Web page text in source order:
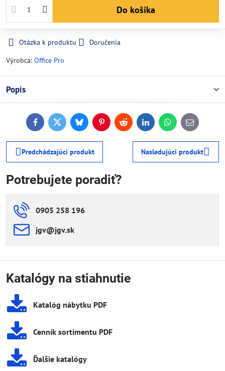
Do košíka
Otázka k produktu
Doručenia
Výrobca: Office Pro
Popis
FacebookTwitterBlueskyPinterestReddit LinkedInWhatsApp
E-
mail
Predchádzajúci produkt Nasledujúci produkt
Potrebujete poradiť?
0905 258 196
jgv​@jgv​.sk
Katalógy na stiahnutie
Katalóg nábytku PDF
Cenník sortimentu PDF
Ďalšie katalógy